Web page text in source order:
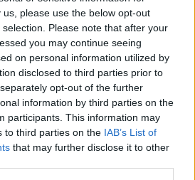
please use the below opt-out
Please note that after your
you may continue seeing
on personal information utilized by
disclosed to third parties prior to
opt-out of the further
information by third parties on the
participants. This information may
to third parties on the IAB’s List of
that may further disclose it to other
la linea editoriale sulla
fiscale. Capo redattore
in redazione un tratto
e un dettaglio personale:
taccuini degli incontri in Sala